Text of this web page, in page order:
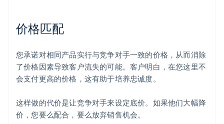
价格匹配
您承诺对相同产品实行与竞争对手一致的价格，从而消除
了价格因素导致客户流失的可能。客户明白，在您这里不
会支付更高的价格，这有助于培养忠诚度。
这样做的代价是让竞争对手来设定底价。如果他们大幅降
价，您要么配合，要么放弃销售机会。